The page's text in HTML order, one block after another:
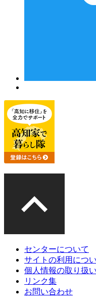
センターについて
サイトの利用につ
個人情報の取り扱い
リンク集
お問い合わせ